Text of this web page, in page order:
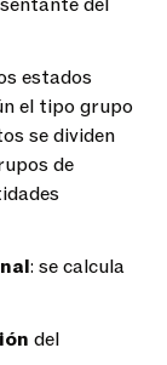
estados
el tipo grupo
se dividen
de
: se calcula
del